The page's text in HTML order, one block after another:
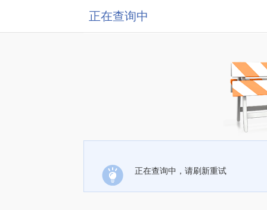
正在查询中
正在查询中，请刷新重试